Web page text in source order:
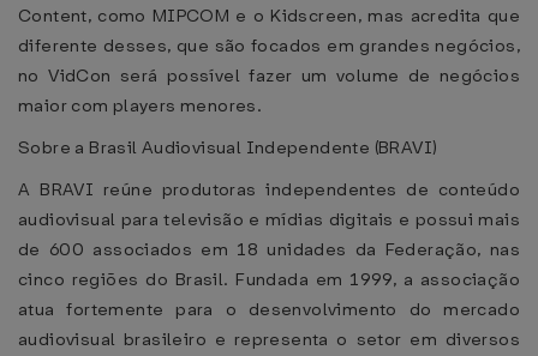
Content, como MIPCOM e o Kidscreen, mas acredita que
diferente desses, que são focados em grandes negócios,
no VidCon será possível fazer um volume de negócios
maior com players menores.
Sobre a Brasil Audiovisual Independente (BRAVI)
A BRAVI reúne produtoras independentes de conteúdo
audiovisual para televisão e mídias digitais e possui mais
de 600 associados em 18 unidades da Federação, nas
cinco regiões do Brasil. Fundada em 1999, a associação
atua fortemente para o desenvolvimento do mercado
audiovisual brasileiro e representa o setor em diversos